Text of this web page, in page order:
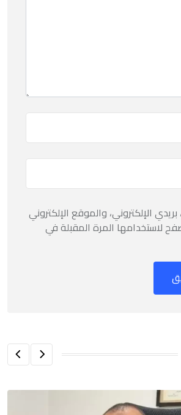
الإلكتروني، والموقع الإلكتروني
لاستخدامها المرة المقبلة في